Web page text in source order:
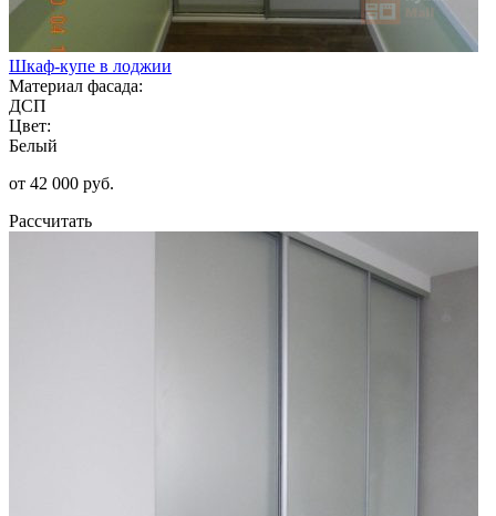
Шкаф-купе в лоджии
Материал фасада:
ДСП
Цвет:
Белый
от 42 000 руб.
Рассчитать